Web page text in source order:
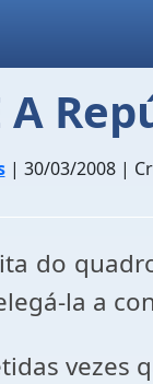
| 30/03/2008 |
do
la a
vezes